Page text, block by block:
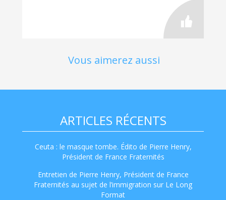
Vous aimerez aussi
ARTICLES RÉCENTS
Ceuta : le masque tombe. Édito de Pierre Henry,
Président de France Fraternités
Entretien de Pierre Henry, Président de France
Fraternités au sujet de l’immigration sur Le Long
Format